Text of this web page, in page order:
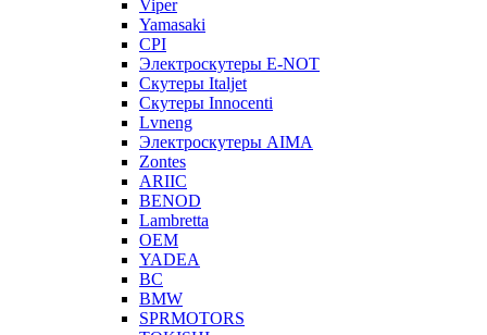
Viper
Yamasaki
CPI
Электроскутеры E-NOT
Скутеры Italjet
Скутеры Innocenti
Lvneng
Электроскутеры AIMA
Zontes
ARIIC
BENOD
Lambretta
OEM
YADEA
BC
BMW
SPRMOTORS